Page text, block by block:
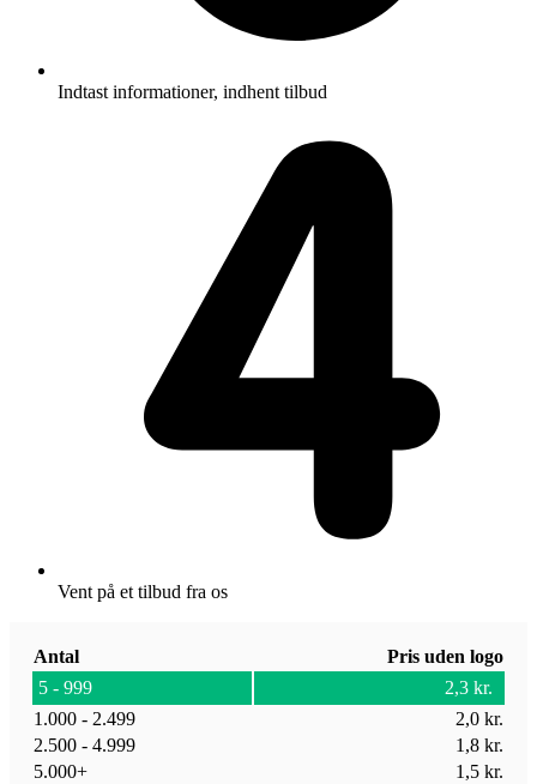
Indtast informationer, indhent tilbud
Vent på et tilbud fra os
Antal
Pris uden logo
5 - 999
2,3 kr.
1.000 - 2.499
2,0 kr.
2.500 - 4.999
1,8 kr.
5.000+
1,5 kr.